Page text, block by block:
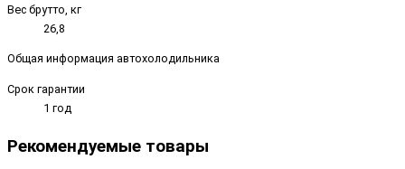
Вес брутто, кг
26,8
Общая информация автохолодильника
Срок гарантии
1 год
Рекомендуемые товары